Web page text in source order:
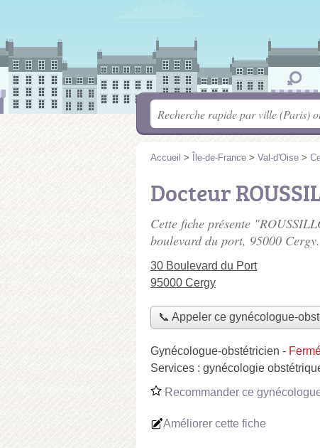
Accueil > Île-de-France > Val-d'Oise >
Docteur
Cette fiche présente
boulevard du port, 95000 Cergy.
30 Boulevard du Port
95000 Cergy
📞 Appeler ce gynécologue-
Gynécologue-obstétricien -
Services : gynécologie
Recommander ce
Améliorer cette fiche